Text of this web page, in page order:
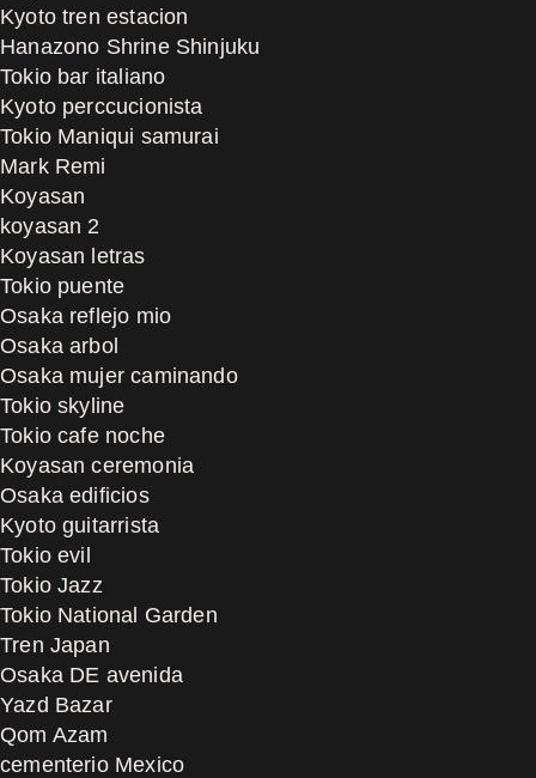
Kyoto tren estacion
Hanazono Shrine Shinjuku
Tokio bar italiano
Kyoto perccucionista
Tokio Maniqui samurai
Mark Remi
Koyasan
koyasan 2
Koyasan letras
Tokio puente
Osaka reflejo mio
Osaka arbol
Osaka mujer caminando
Tokio skyline
Tokio cafe noche
Koyasan ceremonia
Osaka edificios
Kyoto guitarrista
Tokio evil
Tokio Jazz
Tokio National Garden
Tren Japan
Osaka DE avenida
Yazd Bazar
Qom Azam
cementerio Mexico